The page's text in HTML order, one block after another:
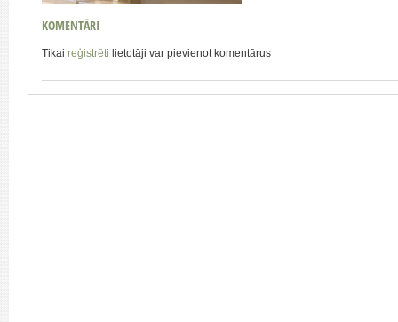
KOMENTĀRI
Tikai reģistrēti lietotāji var pievienot komentārus